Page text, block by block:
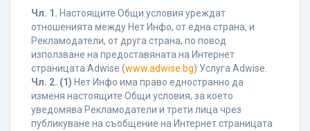
Чл. 1. Настоящите Общи условия уреждат
отношенията между Нет Инфо, от една страна, и
Рекламодатели, от друга страна, по повод
използване на предоставяната на Интернет
страницата Adwise (www.adwise.bg) Услуга Adwise.
Чл. 2. (1) Нет Инфо има право едностранно да
изменя настоящите Общи условия, за което
уведомява Рекламодатели и трети лица чрез
публикуване на съобщение на Интернет страницата